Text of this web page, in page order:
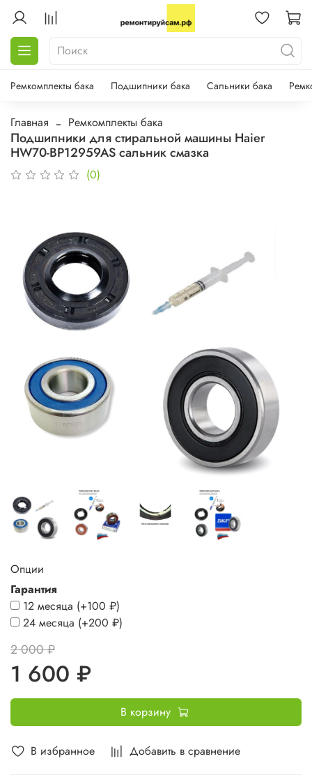
Ремкомплекты бака Подшипники бака Сальники бака
Главная Ремкомплекты бака
Подшипники для стиральной машины Haier
HW70-BP12959AS сальник смазка
(0)
В избранное Добавить в сравнение
Опции
Гарантия
12 месяца (+100 ₽)
24 месяца (+200 ₽)
2 000 ₽
1 600 ₽
В корзину